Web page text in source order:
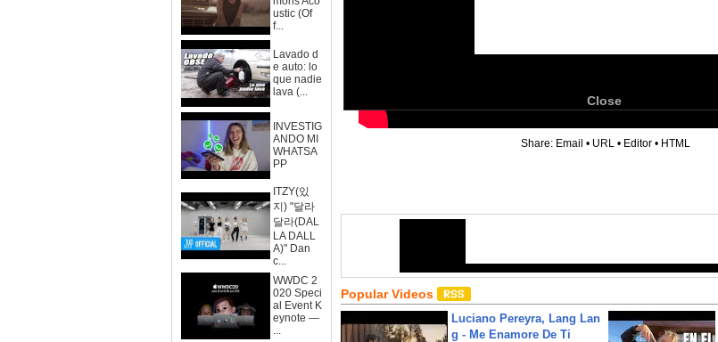
ustic (Of
f...
Lavado d
e auto: lo
que nadie
lava (...
INVESTIG
ANDO MI
WHATSA
PP
ITZY(있
지) "달라
달라(DAL
LA DALL
A)" Dan
c...
WWDC 2
020 Speci
al Event K
eynote —
...
Close
Share: Email • URL • Editor • HTML
Popular Videos
Luciano Pereyra, Lang Lan
g - Me Enamore De Ti